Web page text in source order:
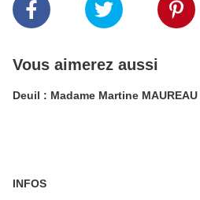
Vous aimerez aussi
Deuil : Madame Martine MAUREAU
INFOS